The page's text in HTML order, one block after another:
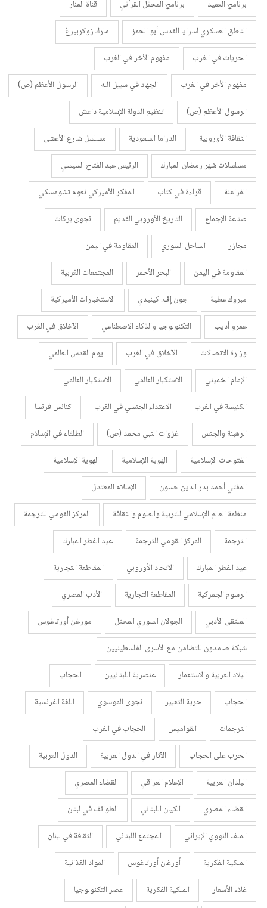
برنامج العميد برنامج المحفل القرأني
قناة المنار
الناطق العسكري لسرايا القدس أبو الحمز
مارك زوكربيرغ
الحريات في الغرب
مفهوم الأخر في الغرب
مفهوم الأخر في الغرب
الجهاد في سبيل الله
الرسول الأعظم (ص)
الرسول الأعظم (ص)
تنظيم الدولة الإسلامية داعش
الثقافة الأوروبية
الدراما السعودية
مسلسل شارع الأعشى
مسلسلات شهر رمضان المبارك
الرئيس عبد الفتاح السيسي
الفراعنة
قراءة في كتاب
المفكر الأميركي نعوم تشومسكي
صناعة الإجماع
التاريخ الأوروبي القديم
نجوى بركات
مجازر
الساحل السوري
المقاومة في اليمن
المقاومة في اليمن
البحر الأحمر
المجتمعات الغربية
مبروك عطية
جون إف. كينيدي
الاستخبارات الأميركية
عمرو أديب
التكنولوجيا والذكاء الاصطناعي
الآخلاق في الغرب
وزارة الاتصالات
الآخلاق في الغرب
يوم القدس العالمي
الإمام الخميني
الاستكبار العالمي
الاستكبار العالمي
الكنيسة في الغرب
الاعتداء الجنسي في الغرب
كنائس فرنسا
الرهبنة والجنس
غزوات النبي محمد (ص)
الطلقاء في الإسلام
الفتوحات الإسلامية
الهوية الإسلامية
الهوية الإسلامية
المفتي أحمد بدر الدين حسون
الإسلام المعتدل
منظمة العالم الإسلامي للتربية والعلوم والثقافة
المركز القومي للترجمة
الترجمة
المركز القومي للترجمة
عيد الفطر المبارك
عيد الفطر المبارك
الاتحاد الأوروبي
المقاطعة التجارية
الرسوم الجمركية
المقاطعة التجارية
الأدب المصري
الملتقى الأدبي
الجولان السوري المحتل
مورغن أورتاغوس
شبكة صامدون للتضامن مع الأسرى الفلسطينيين
البلاد العربية والاستعمار
عنصرية اللبنانيين
الحجاب
الحجاب
حرية التعبير نجوى الموسوي
اللغة الفرنسية
الترجمات
القواميس
الحجاب في الغرب
الحرب على الحجاب
الآثار في الدول العربية
الدول العربية
البلدان العربية
الإعلام العراقي
القضاء المصري
القضاء المصري
الكيان اللبناني
الطوائف في لبنان
الملف النووي الإيراني
المجتمع اللبناني
الثقافة في لبنان
الملكية الفكرية
أورغان أورتاغوس
المواد الغذائية
غلاء الأسعار
الملكية الفكرية
عصر التكنولوجيا